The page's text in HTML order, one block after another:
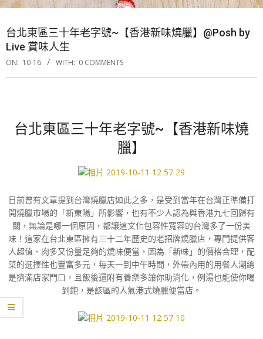
台北東區三十年老字號~【香港新味燒臘】@Posh by
Live 賞味人生
ON: 10-16 WITH: 0 COMMENTS
台北東區三十年老字號~【香港新味燒
臘】
日前曾有文章提到台灣燒臘店如此之多，是受到當年在台灣正準備打
開燒臘市場的「新東陽」所影響，也有不少人認為與香港九七回歸有
關，無論是哪一個原因，都讓這文化包容性寬容的台灣多了一份美
味！這家在台北東區擁有三十二年歷史的老招牌燒臘店，專門提供客
人超值、肉多又份量足夠的燒味便當，因為「新味」的價格合理，配
菜的選擇性也豐富多元，每天一到中午時間，外帶內用的用餐人潮總
是擠滿店家門口，且飯後還附有養樂多讓你助消化，例湯也能使你喝
到飽，是該區的人氣港式燒臘便當店。